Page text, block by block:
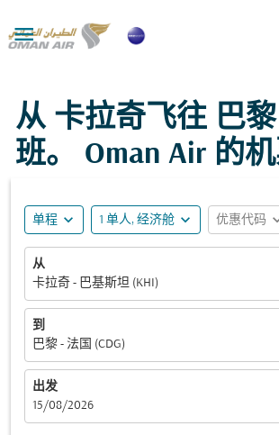

从 卡拉奇飞往 巴
班。 Oman Air 的
单程 expand_more 1 单人, 经济舱 expand_more 优惠代码
从
卡拉奇 - 巴基斯坦 (KHI)
到
巴黎 - 法国 (CDG)
出发
fc-booking-departure-date-aria-label
15/08/2026